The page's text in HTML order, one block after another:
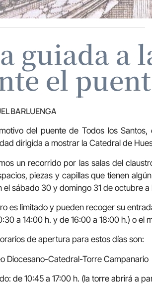
guiada a
el
BARLUENGA
del puente de Todos los
dirigida a mostrar la Catedral de
un recorrido por las salas del
piezas y capillas que tienen
el sábado 30 y domingo 31 de octubre a
es limitado y pueden recoger su
a 14:00 h. y de 16:00 a 18:00 h.) o el
de apertura para estos días son:
Diocesano-Catedral-Torre Campanario
de 10:45 a 17:00 h. (la torre abrirá a